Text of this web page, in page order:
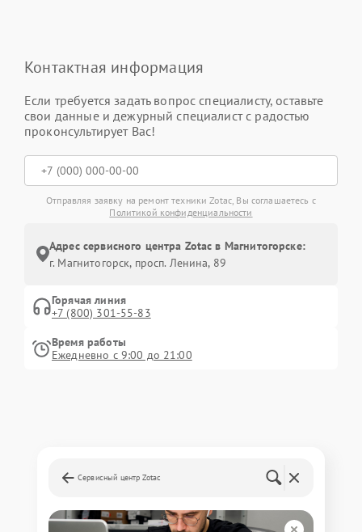
Контактная информация
Если требуется задать вопрос специалисту, оставьте
свои данные и дежурный специалист с радостью
проконсультирует Вас!
Отправляя заявку на ремонт техники Zotac, Вы соглашаетесь с
Политикой конфиденциальности
Адрес сервисного центра Zotac в Магнитогорске:
г. Магнитогорск, просп. Ленина, 89
Горячая линия
+7 (800) 301-55-83
Время работы
Ежедневно с 9:00 до 21:00
Сервисный центр Zotac